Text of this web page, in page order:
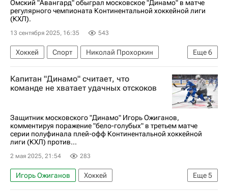
Омский "Авангард" обыграл московское "Динамо" в матче
регулярного чемпионата Континентальной хоккейной лиги
(КХЛ).
13 сентября 2025, 16:35 543
Еще6
Хоккей Спорт
Николай Прохоркин
Дамир Шарипзянов
Дмитрий Рашевский
ХК Динамо (Москва)
Авангард
Капитан "Динамо" считает, что
команде не хватает удачных отскоков
Защитник московского "Динамо" Игорь Ожиганов,
комментируя поражение "бело-голубых" в третьем матче
серии полуфинала плей-офф Континентальной хоккейной
лиги (КХЛ) против...
2 мая 2025, 21:54 283
Еще5
Игорь Ожиганов
Хоккей